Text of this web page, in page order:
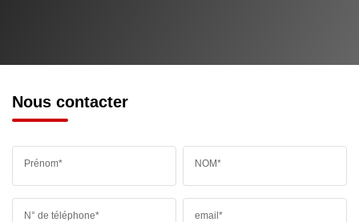
Nous contacter
Prénom* NOM*
N° de téléphone* email*